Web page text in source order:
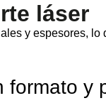
láser
y espesores, lo
formato y